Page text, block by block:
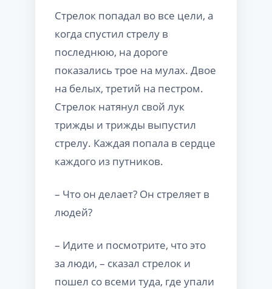
Стрелок попадал во все цели, а
когда спустил стрелу в
последнюю, на дороге
показались трое на мулах. Двое
на белых, третий на пестром.
Стрелок натянул свой лук
трижды и трижды выпустил
стрелу. Каждая попала в сердце
каждого из путников.
– Что он делает? Он стреляет в
людей?
– Идите и посмотрите, что это
за люди, – сказал стрелок и
пошел со всеми туда, где упали